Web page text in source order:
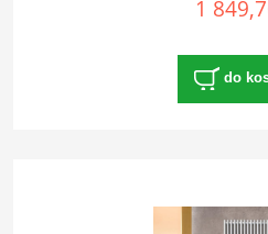
1
do